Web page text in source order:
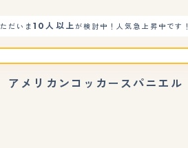
ただいま10人以上が検討中！人気急上昇中です！
アメリカンコッカースパニエル